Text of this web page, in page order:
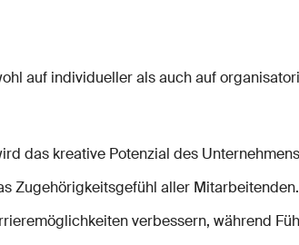
auf individueller als auch auf
das kreative Potenzial des
Zugehörigkeitsgefühl aller Mitarbeitenden.
verbessern, während